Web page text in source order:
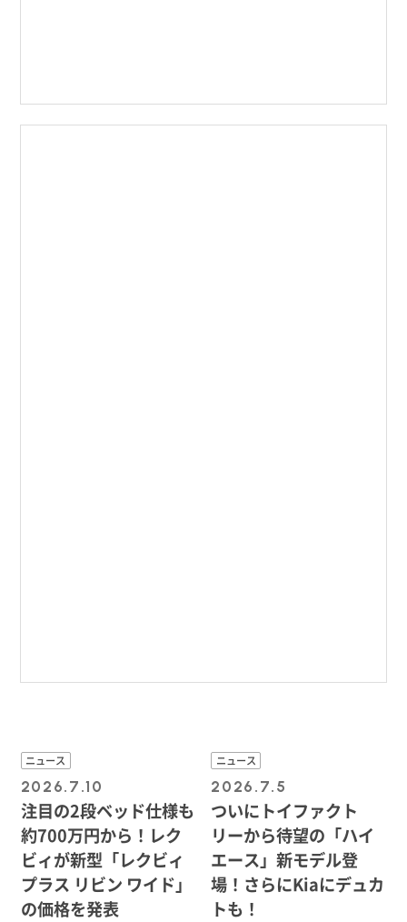
ニュース
2026.7.10
注目の2段ベッド仕様も
約700万円から！レク
ビィが新型「レクビィ
プラス リビン ワイド」
の価格を発表
ニュース
2026.7.5
ついにトイファクト
リーから待望の「ハイ
エース」新モデル登
場！さらにKiaにデュカ
トも！